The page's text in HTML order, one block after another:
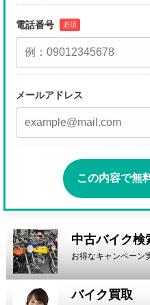
電話番号 必須
メールアドレス
この内容で無
中古バイク検
お得なキャンペーン
バイク買取